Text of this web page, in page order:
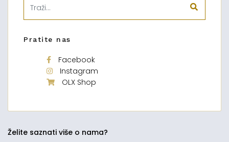
Pratite nas
Facebook
Instagram
OLX Shop
Želite saznati više o nama?